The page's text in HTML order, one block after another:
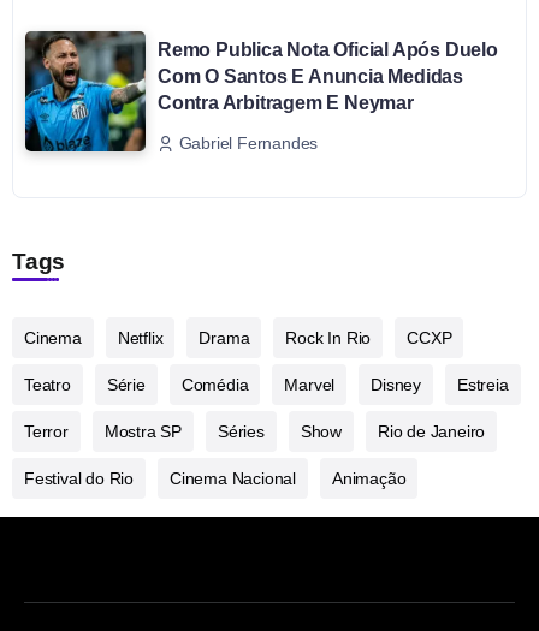
Remo Publica Nota Oficial Após Duelo
Com O Santos E Anuncia Medidas
Contra Arbitragem E Neymar
Gabriel Fernandes
Tags
Cinema Netflix Drama Rock In Rio CCXP
Teatro Série Comédia Marvel Disney Estreia
Terror Mostra SP Séries Show Rio de Janeiro
Festival do Rio Cinema Nacional Animação